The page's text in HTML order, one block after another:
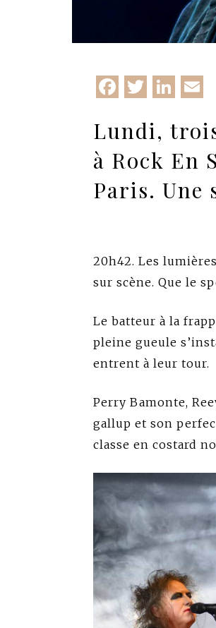
Facebook
Lundi,
à Rock En
Paris. Une
20h42. Les
sur scène. Que le
Le batteur à la
pleine gueule
entrent à leur tour.
Perry Bamonte,
gallup et son
classe en costard